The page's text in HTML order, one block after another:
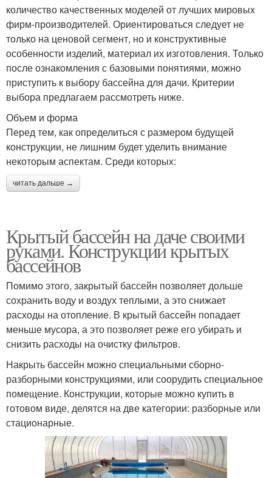
количество качественных моделей от лучших мировых
фирм-производителей. Ориентироваться следует не
только на ценовой сегмент, но и конструктивные
особенности изделий, материал их изготовления. Только
после ознакомления с базовыми понятиями, можно
приступить к выбору бассейна для дачи. Критерии
выбора предлагаем рассмотреть ниже.
Объем и форма
Перед тем, как определиться с размером будущей
конструкции, не лишним будет уделить внимание
некоторым аспектам. Среди которых:
читать дальше →
Крытый бассейн на даче своими
руками. Конструкции крытых
бассейнов
Помимо этого, закрытый бассейн позволяет дольше
сохранить воду и воздух теплыми, а это снижает
расходы на отопление. В крытый бассейн попадает
меньше мусора, а это позволяет реже его убирать и
снизить расходы на очистку фильтров.
Накрыть бассейн можно специальными сборно-
разборными конструкциями, или соорудить специальное
помещение. Конструкции, которые можно купить в
готовом виде, делятся на две категории: разборные или
стационарные.